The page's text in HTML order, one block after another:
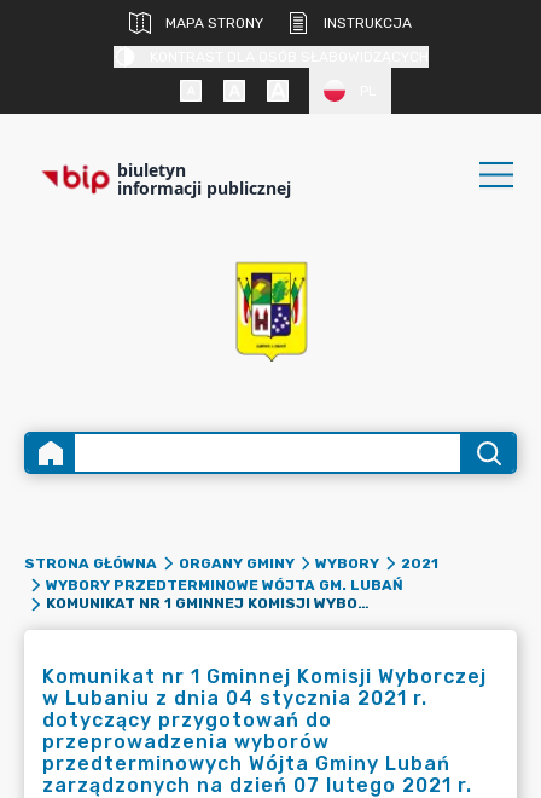
MAPA STRONY
INSTRUKCJA
biuletyn
informacji publicznej
STRONA GŁÓWNA ORGANY GMINY WYBORY
2021
WYBORY PRZEDTERMINOWE WÓJTA GM. LUBAŃ
KOMUNIKAT NR 1 GMINNEJ KOMISJI WYBORCZEJ W LUBANIU Z DNIA 04 STYCZNIA 2021 R. DOTYCZĄCY PRZYGOTOWAŃ DO PRZEPROWADZENIA WYBORÓW PRZEDTERMINOWYCH WÓJTA GMINY LUBAŃ ZARZĄDZONYCH NA DZIEŃ 07 LUTEGO 2021 R.
Komunikat nr 1 Gminnej Komisji Wyborczej
w Lubaniu z dnia 04 stycznia 2021 r.
dotyczący przygotowań do
przeprowadzenia wyborów
przedterminowych Wójta Gminy Lubań
zarządzonych na dzień 07 lutego 2021 r.